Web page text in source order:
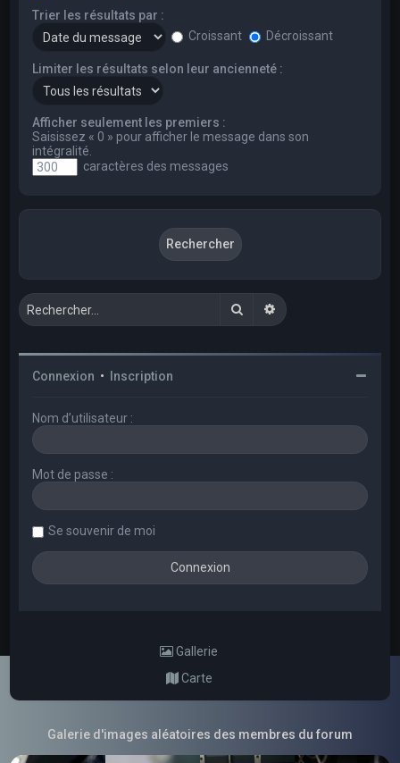
Trier les résultats par :
Croissant
Décroissant
Limiter les résultats selon leur ancienneté :
Afficher seulement les premiers :
Saisissez « 0 » pour afficher le message dans son
intégralité.
caractères des messages
RechercherRecherche avancée
Connexion • Inscription
Nom d’utilisateur :
Mot de passe :
Se souvenir de moi
Gallerie
Carte
Galerie d'images aléatoires des membres du forum